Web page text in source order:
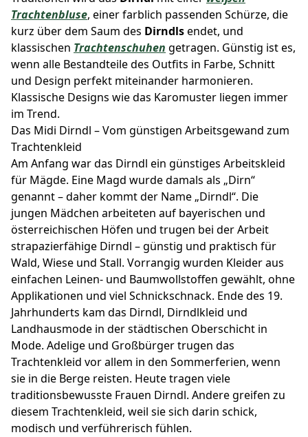
Trachtenbluse, einer farblich passenden Schürze, die
kurz über dem Saum des Dirndlsendet, und
klassischen Trachtenschuhen getragen. Günstig ist es,
wenn alle Bestandteile des Outfits in Farbe, Schnitt
und Design perfekt miteinander harmonieren.
Klassische Designs wie das Karomuster liegen immer
im Trend.
Das Midi Dirndl – Vom günstigen Arbeitsgewand zum
Trachtenkleid
Am Anfang war das Dirndl ein günstiges Arbeitskleid
für Mägde. Eine Magd wurde damals als „Dirn“
genannt – daher kommt der Name „Dirndl“. Die
jungen Mädchen arbeiteten auf bayerischen und
österreichischen Höfen und trugen bei der Arbeit
strapazierfähige Dirndl – günstig und praktisch für
Wald, Wiese und Stall. Vorrangig wurden Kleider aus
einfachen Leinen- und Baumwollstoffen gewählt, ohne
Applikationen und viel Schnickschnack. Ende des 19.
Jahrhunderts kam das Dirndl, Dirndlkleid und
Landhausmode in der städtischen Oberschicht in
Mode. Adelige und Großbürger trugen das
Trachtenkleid vor allem in den Sommerferien, wenn
sie in die Berge reisten. Heute tragen viele
traditionsbewusste Frauen Dirndl. Andere greifen zu
diesem Trachtenkleid, weil sie sich darin schick,
modisch und verführerisch fühlen.